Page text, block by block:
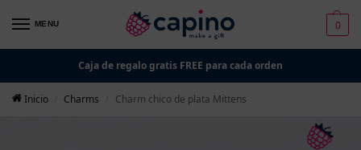
MENU 0
Caja de regalo gratis FREE para cada orden
Inicio Charms Charm chico de plata Mittens